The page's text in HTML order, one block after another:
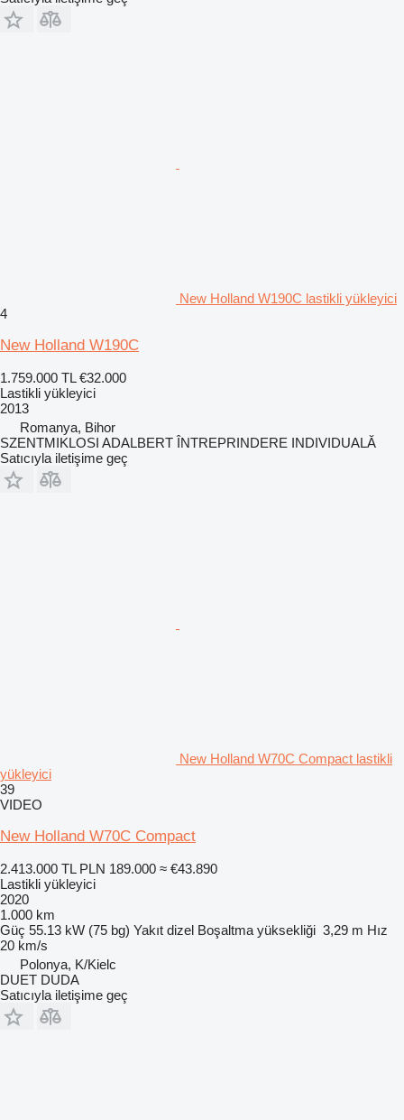
New Holland W190C lastikli yükleyici
4
New Holland W190C
1.759.000 TL €32.000
Lastikli yükleyici
2013
Romanya, Bihor
SZENTMIKLOSI ADALBERT ÎNTREPRINDERE INDIVIDUALĂ
Satıcıyla iletişime geç
New Holland W70C Compact lastikli
yükleyici
39
VIDEO
New Holland W70C Compact
2.413.000 TL PLN 189.000 ≈ €43.890
Lastikli yükleyici
2020
1.000 km
Güç 55.13 kW (75 bg) Yakıt dizel Boşaltma yüksekliği 3,29 m Hız
20 km/s
Polonya, K/Kielc
DUET DUDA
Satıcıyla iletişime geç